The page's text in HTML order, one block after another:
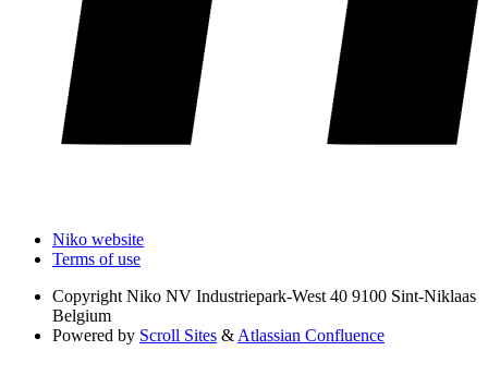
Niko website
Terms of use
Copyright Niko NV Industriepark-West 40 9100 Sint-Niklaas
Belgium
Powered by Scroll Sites & Atlassian Confluence